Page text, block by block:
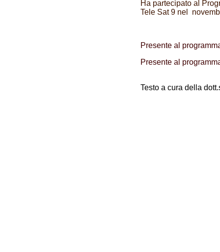
Ha partecipato al
Tele Sat 9 nel
Presente al
Presente al
Testo a cura della